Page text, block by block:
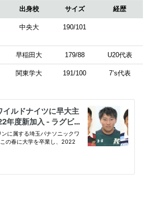
出身校 サイズ 経歴
中央大 190/101
早稲田大 179/88 U20代表
関東学大 191/100 7’s代表